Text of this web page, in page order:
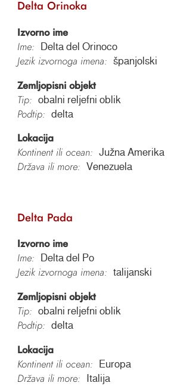
Delta Orinoka
Izvorno ime
Ime:
Delta del Orinoco
Jezik izvornoga imena: španjolski
Zemljopisni objekt
Tip:
obalni reljefni oblik
Podtip: delta
Lokacija
Kontinent ili ocean:
Južna Amerika
Država ili more: Venezuela
Delta Pada
Izvorno ime
Ime:
Delta del Po
Jezik izvornoga imena: talijanski
Zemljopisni objekt
Tip:
obalni reljefni oblik
Podtip: delta
Lokacija
Kontinent ili ocean:
Europa
Država ili more: Italija